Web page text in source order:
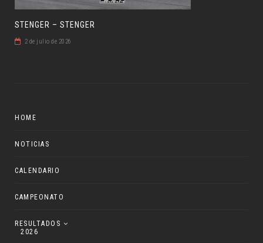
STENGER – STENGER
2 de julio de 2026
HOME
NOTICIAS
CALENDARIO
CAMPEONATO
RESULTADOS
2026